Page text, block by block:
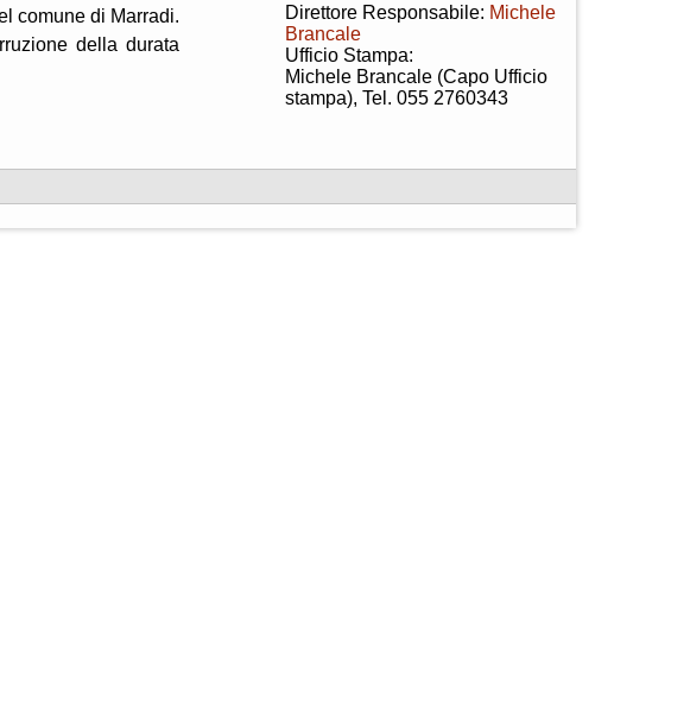
comune di Marradi.
della durata
Direttore Responsabile: Michele
Brancale
Ufficio Stampa:
Michele Brancale (Capo Ufficio
stampa), Tel. 055 2760343